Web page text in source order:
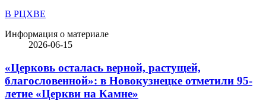
В РЦХВЕ
Информация о материале
2026-06-15
«Церковь осталась верной, растущей,
благословенной»: в Новокузнецке отметили 95-
летие «Церкви на Камне»